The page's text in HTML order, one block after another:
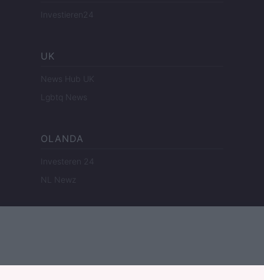
Investieren24
UK
News Hub UK
Lgbtq News
OLANDA
Investeren 24
NL Newz